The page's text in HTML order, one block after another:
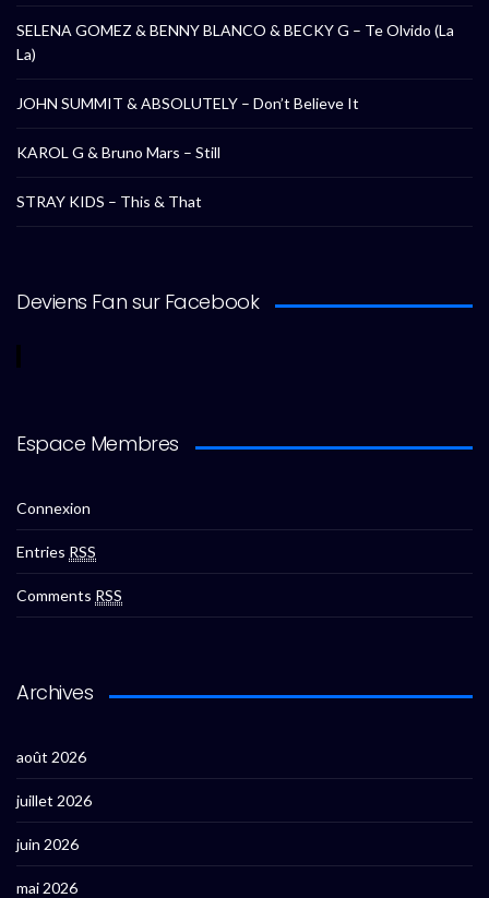
SELENA GOMEZ & BENNY BLANCO & BECKY G – Te Olvido (La
La)
JOHN SUMMIT & ABSOLUTELY – Don’t Believe It
KAROL G & Bruno Mars – Still
STRAY KIDS – This & That
Deviens Fan sur Facebook
Espace Membres
Connexion
Entries RSS
Comments RSS
Archives
août 2026
juillet 2026
juin 2026
mai 2026